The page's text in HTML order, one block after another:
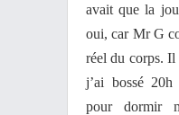
avait que la
oui, car Mr G
réel du corps. Il
j’ai bossé
pour dormir